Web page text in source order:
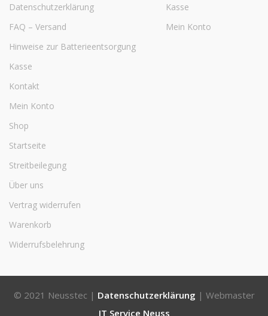
Datenschutzerklärung
FAQ – Versand
Hinweise zur Batterieentsorgung
Kasse
Kontakt
Mein Konto
Shop
Startseite
Streitbeilegung
Über uns
Vertrag widerrufen
Warenkorb
Widerrufsbelehrung
Kasse
Mein Konto
© 2021 Neusstec | Datenschutzerklärung | Webmaster
IT Service Neuss